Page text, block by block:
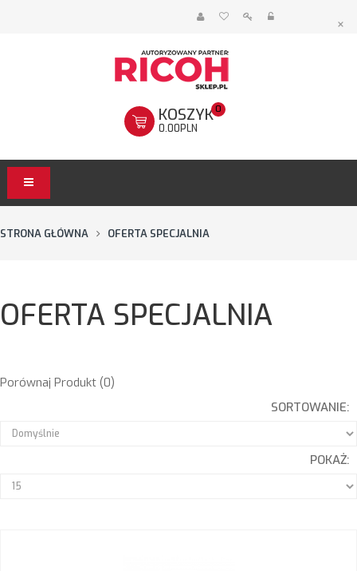
×
KOSZYK0
0.00PLN
STRONA GŁÓWNA OFERTA SPECJALNIA
OFERTA SPECJALNIA
Porównaj Produkt (0)
SORTOWANIE:
POKAŻ: